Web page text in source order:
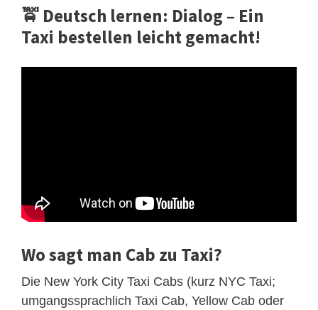
🚖 Deutsch lernen: Dialog – Ein
Taxi bestellen leicht gemacht!
Wo sagt man Cab zu Taxi?
Die New York City Taxi Cabs (kurz NYC Taxi;
umgangssprachlich Taxi Cab, Yellow Cab oder